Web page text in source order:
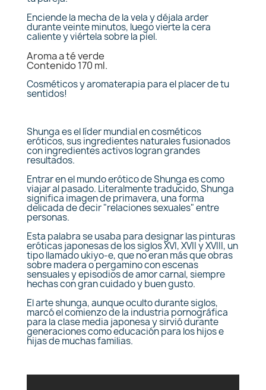
Enciende la mecha de la vela y déjala arder
durante veinte minutos, luego vierte la cera
caliente y viértela sobre la piel.
Aroma a té verde
Contenido 170 ml.
Cosméticos y aromaterapia para el placer de tu
sentidos!
Shunga es el líder mundial en cosméticos
eróticos, sus ingredientes naturales fusionados
con ingredientes activos logran grandes
resultados.
Entrar en el mundo erótico de Shunga es como
viajar al pasado. Literalmente traducido, Shunga
significa imagen de primavera, una forma
delicada de decir "relaciones sexuales" entre
personas.
Esta palabra se usaba para designar las pinturas
eróticas japonesas de los siglos XVI, XVII y XVIII, un
tipo llamado ukiyo-e, que no eran más que obras
sobre madera o pergamino con escenas
sensuales y episodios de amor carnal, siempre
hechas con gran cuidado y buen gusto.
El arte shunga, aunque oculto durante siglos,
marcó el comienzo de la industria pornográfica
para la clase media japonesa y sirvió durante
generaciones como educación para los hijos e
hijas de muchas familias.